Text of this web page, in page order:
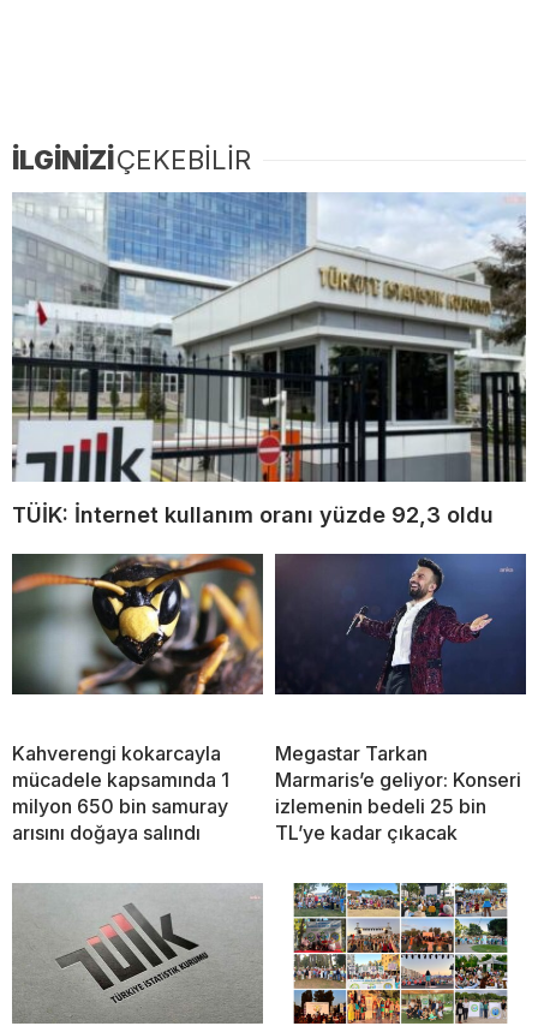
İLGİNİZİÇEKEBİLİR
TÜİK: İnternet kullanım oranı yüzde 92,3 oldu
Kahverengi kokarcayla
mücadele kapsamında 1
milyon 650 bin samuray
arısını doğaya salındı
Megastar Tarkan
Marmaris’e geliyor: Konseri
izlemenin bedeli 25 bin
TL’ye kadar çıkacak